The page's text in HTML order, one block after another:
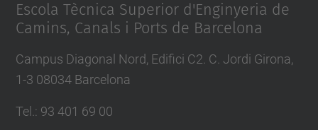
Escola Tècnica Superior d'Enginyeria de
Camins, Canals i Ports de Barcelona
Campus Diagonal Nord, Edifici C2. C. Jordi Girona,
1-3 08034 Barcelona
Tel.: 93 401 69 00